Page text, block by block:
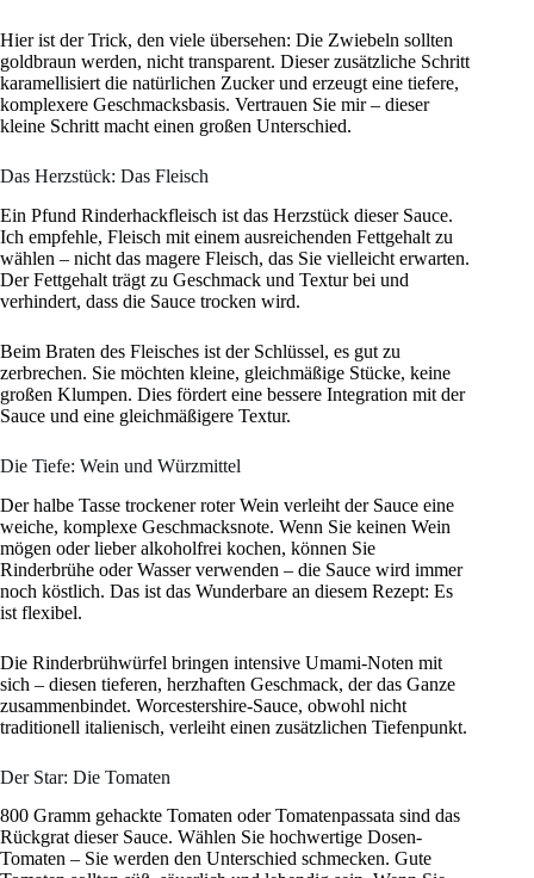
Hier ist der Trick, den viele übersehen: Die Zwiebeln sollten
goldbraun werden, nicht transparent. Dieser zusätzliche Schritt
karamellisiert die natürlichen Zucker und erzeugt eine tiefere,
komplexere Geschmacksbasis. Vertrauen Sie mir – dieser
kleine Schritt macht einen großen Unterschied.
Das Herzstück: Das Fleisch
Ein Pfund Rinderhackfleisch ist das Herzstück dieser Sauce.
Ich empfehle, Fleisch mit einem ausreichenden Fettgehalt zu
wählen – nicht das magere Fleisch, das Sie vielleicht erwarten.
Der Fettgehalt trägt zu Geschmack und Textur bei und
verhindert, dass die Sauce trocken wird.
Beim Braten des Fleisches ist der Schlüssel, es gut zu
zerbrechen. Sie möchten kleine, gleichmäßige Stücke, keine
großen Klumpen. Dies fördert eine bessere Integration mit der
Sauce und eine gleichmäßigere Textur.
Die Tiefe: Wein und Würzmittel
Der halbe Tasse trockener roter Wein verleiht der Sauce eine
weiche, komplexe Geschmacksnote. Wenn Sie keinen Wein
mögen oder lieber alkoholfrei kochen, können Sie
Rinderbrühe oder Wasser verwenden – die Sauce wird immer
noch köstlich. Das ist das Wunderbare an diesem Rezept: Es
ist flexibel.
Die Rinderbrühwürfel bringen intensive Umami-Noten mit
sich – diesen tieferen, herzhaften Geschmack, der das Ganze
zusammenbindet. Worcestershire-Sauce, obwohl nicht
traditionell italienisch, verleiht einen zusätzlichen Tiefenpunkt.
Der Star: Die Tomaten
800 Gramm gehackte Tomaten oder Tomatenpassata sind das
Rückgrat dieser Sauce. Wählen Sie hochwertige Dosen-
Tomaten – Sie werden den Unterschied schmecken. Gute